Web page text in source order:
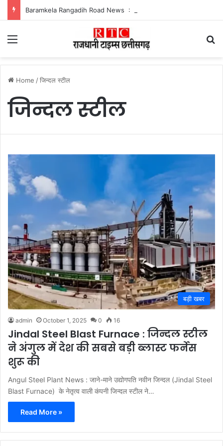
Menu
Home /जिन्दल स्टील
जिन्दल स्टील
बड़ी खबर
admin October 1, 2025 0 16
Jindal Steel Blast Furnace : जिन्दल स्टील
ने अंगुल में देश की सबसे बड़ी ब्लास्ट फर्नेस
शुरू की
Angul Steel Plant News : जाने-माने उद्योगपति नवीन जिन्दल (Jindal Steel
Blast Furnace) के नेतृत्व वाली कंपनी जिन्दल स्टील ने…
Read More »